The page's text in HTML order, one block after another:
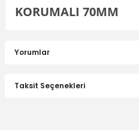
KORUMALI 70MM
Yorumlar
Taksit Seçenekleri